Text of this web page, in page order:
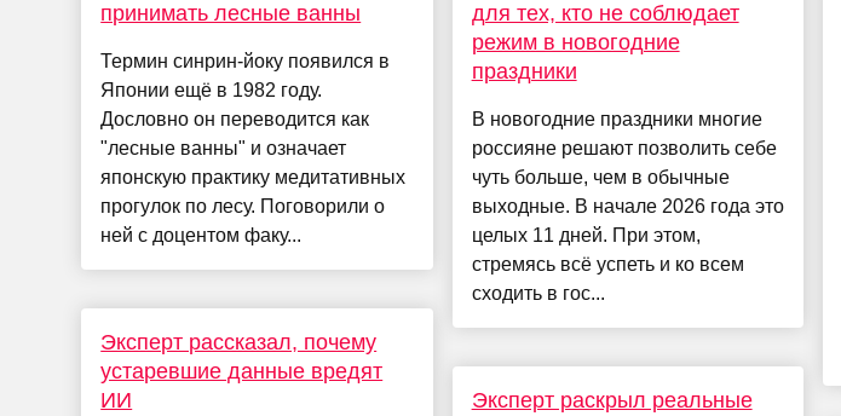
принимать лесные ванны
Термин синрин-йоку появился в
Японии ещё в 1982 году.
Дословно он переводится как
"лесные ванны" и означает
японскую практику медитативных
прогулок по лесу. Поговорили о
ней с доцентом факу...
Эксперт рассказал, почему
устаревшие данные вредят
ИИ
для тех, кто не соблюдает
режим в новогодние
праздники
В новогодние праздники многие
россияне решают позволить себе
чуть больше, чем в обычные
выходные. В начале 2026 года это
целых 11 дней. При этом,
стремясь всё успеть и ко всем
сходить в гос...
Эксперт раскрыл реальные